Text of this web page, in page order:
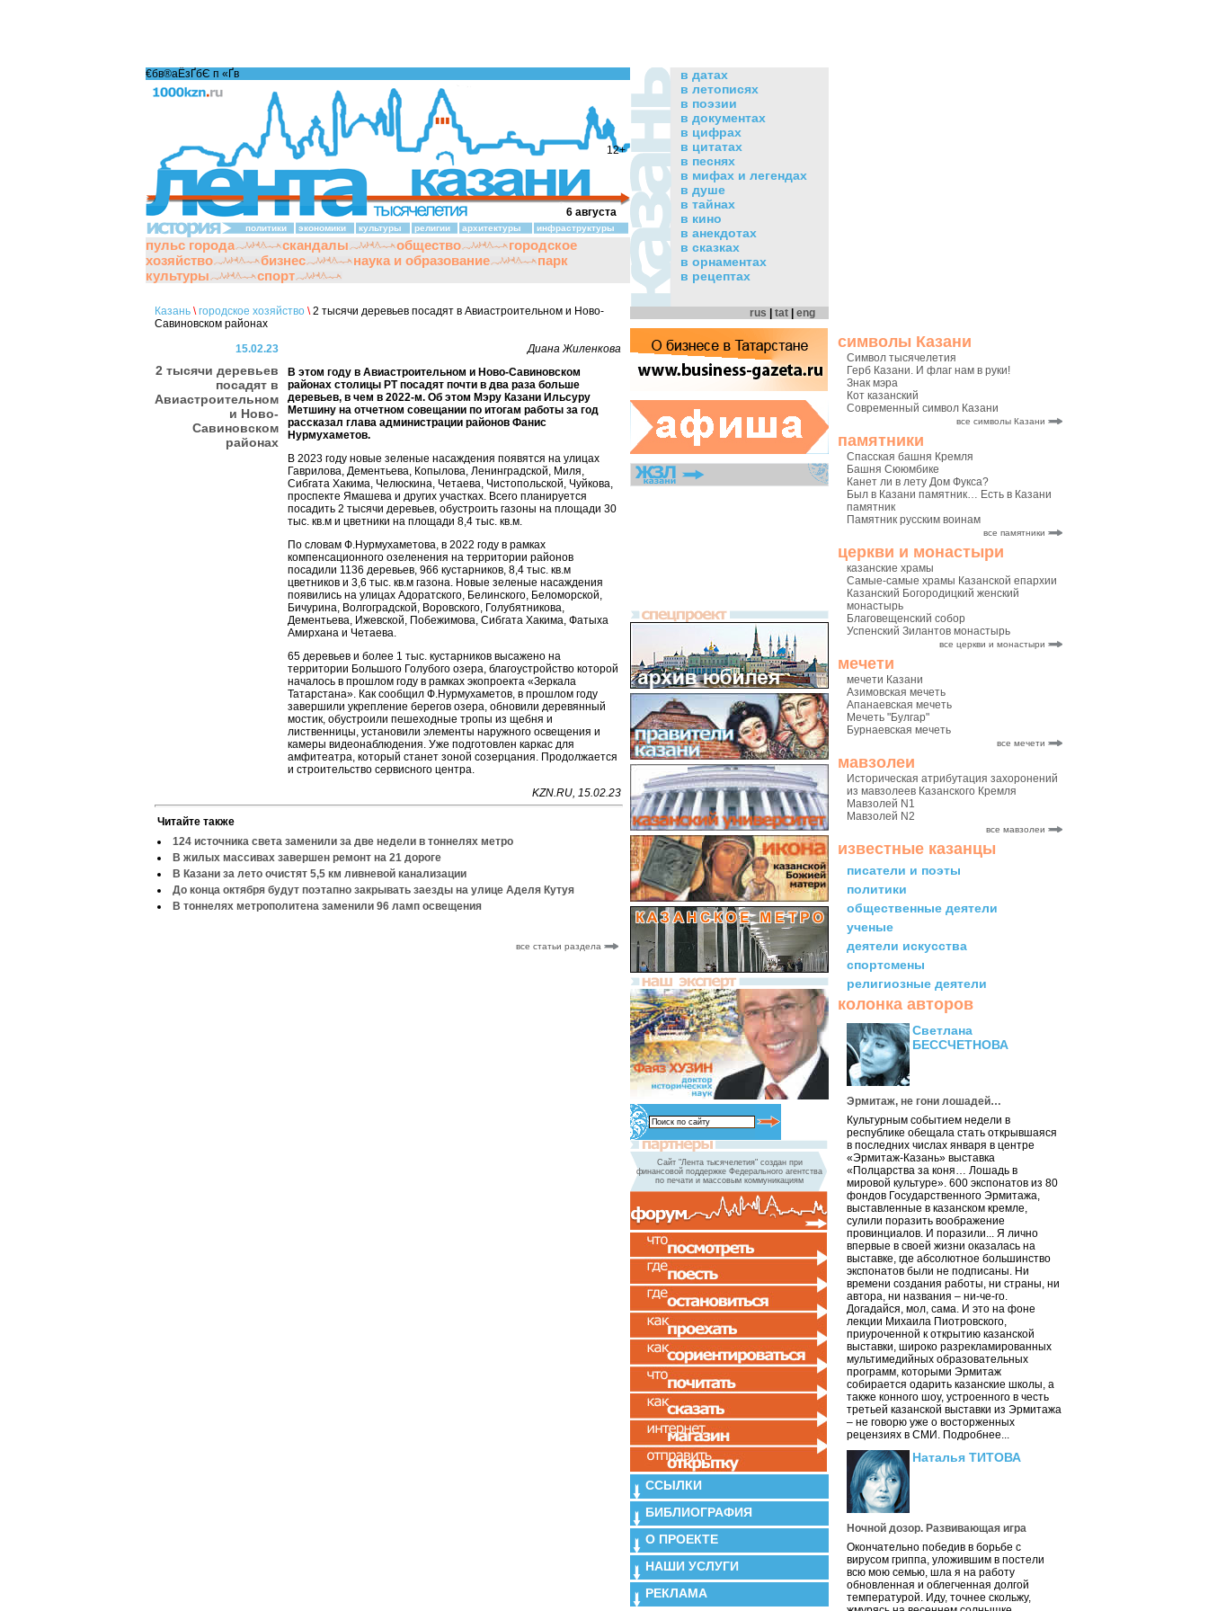
символы Казани
Символ тысячелетия
Герб Казани. И флаг нам в руки!
Знак мэра
Кот казанский
Современный символ Казани
все символы Казани
памятники
Спасская башня Кремля
Башня Сююмбике
Канет ли в лету Дом Фукса?
Был в Казани памятник… Есть в Казани
памятник
Памятник русским воинам
все памятники
церкви и монастыри
казанские храмы
Самые-самые храмы Казанской епархии
Казанский Богородицкий женский
монастырь
Благовещенский собор
Успенский Зилантов монастырь
все церкви и монастыри
мечети
мечети Казани
Азимовская мечеть
Апанаевская мечеть
Мечеть "Булгар"
Бурнаевская мечеть
все мечети
мавзолеи
Историческая атрибутация захоронений
из мавзолеев Казанского Кремля
Мавзолей N1
Мавзолей N2
все мавзолеи
известные казанцы
писатели и поэты
политики
общественные деятели
ученые
деятели искусства
спортсмены
религиозные деятели
колонка авторов
Светлана
БЕССЧЕТНОВА
Эрмитаж, не гони лошадей…
Культурным событием недели в
республике обещала стать открывшаяся
в последних числах января в центре
«Эрмитаж-Казань» выставка
«Полцарства за коня… Лошадь в
мировой культуре». 600 экспонатов из 80
фондов Государственного Эрмитажа,
выставленные в казанском кремле,
сулили поразить воображение
провинциалов. И поразили... Я лично
впервые в своей жизни оказалась на
выставке, где абсолютное большинство
экспонатов были не подписаны. Ни
времени создания работы, ни страны, ни
автора, ни названия – ни-че-го.
Догадайся, мол, сама. И это на фоне
лекции Михаила Пиотровского,
приуроченной к открытию казанской
выставки, широко разрекламированных
мультимедийных образовательных
программ, которыми Эрмитаж
собирается одарить казанские школы, а
также конного шоу, устроенного в честь
третьей казанской выставки из Эрмитажа
– не говорю уже о восторженных
рецензиях в СМИ. Подробнее...
Наталья ТИТОВА
Ночной дозор. Развивающая игра
Окончательно победив в борьбе с
вирусом гриппа, уложившим в постели
всю мою семью, шла я на работу
обновленная и облегченная долгой
температурой. Иду, точнее скольжу,
12+
€бв®аЁзҐбЄ п «Ґ­в
6 августа
политики экономики культуры религии архитектуры инфраструктуры
пульс города скандалы общество
городское
хозяйство
бизнес наука и образование
парк
культуры
спорт
Казань \ городское хозяйство \2 тысячи деревьев посадят в Авиастроительном и Ново-
Савиновском районах
15.02.23
2 тысячи деревьев
посадят в
Авиастроительном
и Ново-
Савиновском
районах
Диана Жиленкова
В этом году в Авиастроительном и Ново-Савиновском
районах столицы РТ посадят почти в два раза больше
деревьев, в чем в 2022-м. Об этом Мэру Казани Ильсуру
Метшину на отчетном совещании по итогам работы за год
рассказал глава администрации районов Фанис
Нурмухаметов.
В 2023 году новые зеленые насаждения появятся на улицах
Гаврилова, Дементьева, Копылова, Ленинградской, Миля,
Сибгата Хакима, Челюскина, Четаева, Чистопольской, Чуйкова,
проспекте Ямашева и других участках. Всего планируется
посадить 2 тысячи деревьев, обустроить газоны на площади 30
тыс. кв.м и цветники на площади 8,4 тыс. кв.м.
По словам Ф.Нурмухаметова, в 2022 году в рамках
компенсационного озеленения на территории районов
посадили 1136 деревьев, 966 кустарников, 8,4 тыс. кв.м
цветников и 3,6 тыс. кв.м газона. Новые зеленые насаждения
появились на улицах Адоратского, Белинского, Беломорской,
Бичурина, Волгоградской, Воровского, Голубятникова,
Дементьева, Ижевской, Побежимова, Сибгата Хакима, Фатыха
Амирхана и Четаева.
65 деревьев и более 1 тыс. кустарников высажено на
территории Большого Голубого озера, благоустройство которой
началось в прошлом году в рамках экопроекта «Зеркала
Татарстана». Как сообщил Ф.Нурмухаметов, в прошлом году
завершили укрепление берегов озера, обновили деревянный
мостик, обустроили пешеходные тропы из щебня и
лиственницы, установили элементы наружного освещения и
камеры видеонаблюдения. Уже подготовлен каркас для
амфитеатра, который станет зоной созерцания. Продолжается
и строительство сервисного центра.
KZN.RU, 15.02.23
Читайте также
124 источника света заменили за две недели в тоннелях метро
В жилых массивах завершен ремонт на 21 дороге
В Казани за лето очистят 5,5 км ливневой канализации
До конца октября будут поэтапно закрывать заезды на улице Аделя Кутуя
В тоннелях метрополитена заменили 96 ламп освещения
все статьи раздела
в датах
в летописях
в поэзии
в документах
в цифрах
в цитатах
в песнях
в мифах и легендах
в душе
в тайнах
в кино
в анекдотах
в сказках
в орнаментах
в рецептах
rus tat eng
Сайт "Лента тысячелетия" создан при
финансовой поддержке Федерального агентства
по печати и массовым коммуникациям
ССЫЛКИ
БИБЛИОГРАФИЯ
О ПРОЕКТЕ
НАШИ УСЛУГИ
РЕКЛАМА